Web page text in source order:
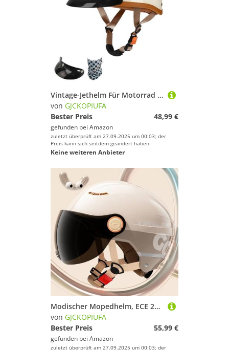
viel Spaß und Erfolg beim Sportausrüstung!
Vintage-Jethelm Für Motorrad Mit Offenem Gesicht, ECE 22.06 Zertifiziert Retro-Halbhelm Mit Visier Für Damen Herren, Motorradhelm Sturzhelm Für Rennrad, Roller, Moped E,M/(54~56cm)
von GJCKOPIUFA
Bester Preis
48,99 €
gefunden bei Amazon
zuletzt überprüft am 27.09.2025 um 00:03; der
Preis kann sich seitdem geändert haben.
Keine weiteren Anbieter
Modischer Mopedhelm, ECE 22.06 Zertifiziert Offener Motorradhelm Mit Sonnenblende Für Männer Und Frauen, Jethelme Halbhelme Rollerhelm C,58-61cm
von GJCKOPIUFA
Bester Preis
55,99 €
gefunden bei Amazon
zuletzt überprüft am 27.09.2025 um 00:03; der